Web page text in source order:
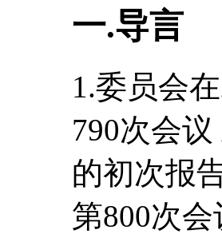
一.导言
1.委员会
790次会
的初次报
第800次